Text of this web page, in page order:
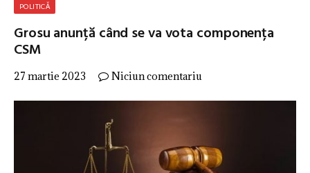
POLITICĂ
Grosu anunță când se va vota componența
CSM
27 martie 2023 Niciun comentariu